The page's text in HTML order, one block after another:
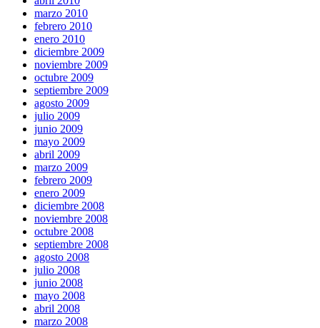
marzo 2010
febrero 2010
enero 2010
diciembre 2009
noviembre 2009
octubre 2009
septiembre 2009
agosto 2009
julio 2009
junio 2009
mayo 2009
abril 2009
marzo 2009
febrero 2009
enero 2009
diciembre 2008
noviembre 2008
octubre 2008
septiembre 2008
agosto 2008
julio 2008
junio 2008
mayo 2008
abril 2008
marzo 2008